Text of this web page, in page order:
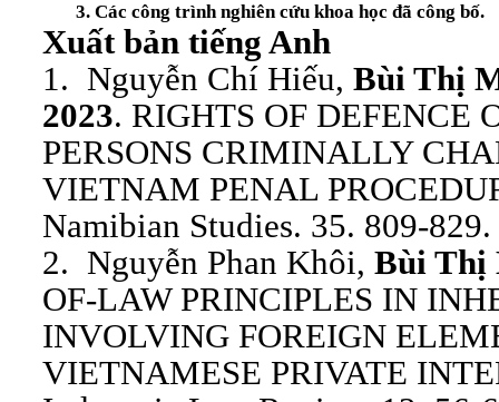
3. Các công trình nghiên cứu khoa học đã công bố.
Xuất bản tiếng Anh
1. Nguyễn Chí Hiếu, Bùi Thị
2023. RIGHTS OF DEFENCE
PERSONS CRIMINALLY
VIETNAM PENAL
Namibian Studies. 35. 809-
2. Nguyễn Phan Khôi, Bùi Thị
OF-LAW PRINCIPLES IN
INVOLVING FOREIGN
VIETNAMESE PRIVATE